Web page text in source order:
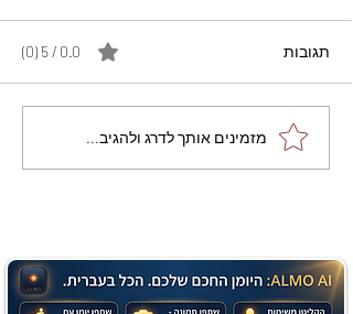
מתכון מנצח עוגת מייפל
שוקולד בחושה וקלה - זיוה
תגובות 0.0 / 5 ‏(0)
מזמינים אותך לדרג ולהגיב...